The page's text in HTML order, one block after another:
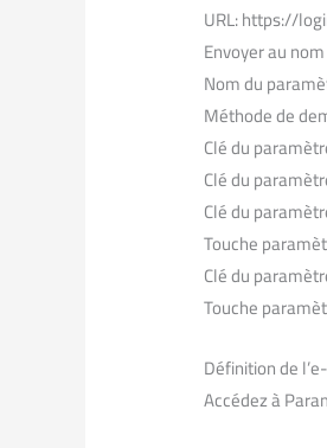
URL: https://
Envoyer au
Nom du
Méthode de
Clé du
Clé du
Clé du
Touche
Clé du
Touche
Définition de
Accédez à